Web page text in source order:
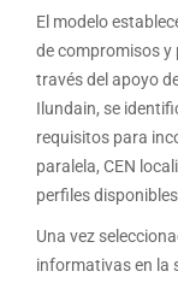
El modelo
de compromisos y
través del apoyo
Ilundain, se
requisitos para
paralela, CEN
perfiles
Una vez
informativas en la